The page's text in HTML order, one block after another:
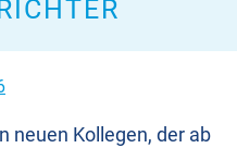
neuen Kollegen, der ab